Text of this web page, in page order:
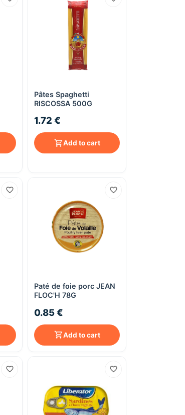
Quick View
Pâtes Spaghetti
RISCOSSA 500G
1.72 €
Add to cart
Quick View
Paté de foie porc JEAN
FLOC'H 78G
0.85 €
Add to cart